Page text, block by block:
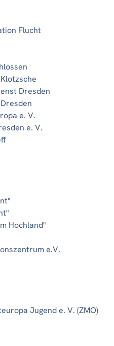
Flucht
Dresden
e. V.
e. V.
Hochland"
e.V.
Jugend e. V. (ZMO)